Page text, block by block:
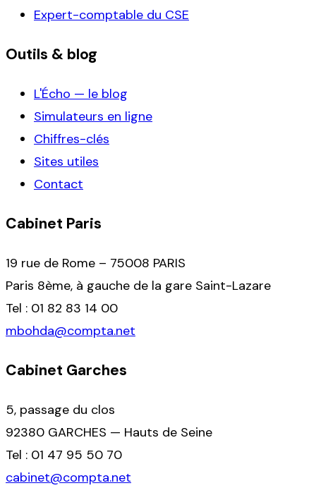
Expert-comptable du CSE
Outils & blog
L'Écho — le blog
Simulateurs en ligne
Chiffres-clés
Sites utiles
Contact
Cabinet Paris
19 rue de Rome – 75008 PARIS
Paris 8ème, à gauche de la gare Saint-Lazare
Tel : 01 82 83 14 00
mbohda@compta.net
Cabinet Garches
5, passage du clos
92380 GARCHES — Hauts de Seine
Tel : 01 47 95 50 70
cabinet@compta.net